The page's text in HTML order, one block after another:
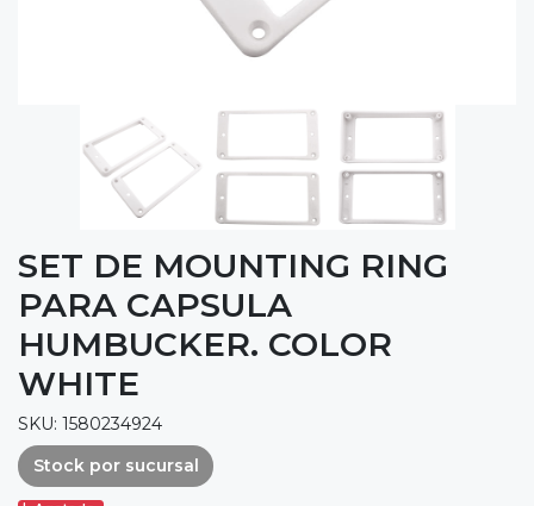
SET DE MOUNTING RING
PARA CAPSULA
HUMBUCKER. COLOR
WHITE
SKU: 1580234924
Stock por sucursal